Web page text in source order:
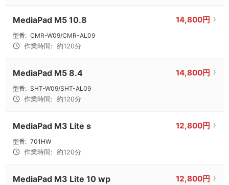
MediaPad M5 10.8 14,800円
型番: CMR-W09/CMR-AL09
作業時間: 約120分
MediaPad M5 8.4 14,800円
型番: SHT-W09/SHT-AL09
作業時間: 約120分
MediaPad M3 Lite s 12,800円
型番: 701HW
作業時間: 約120分
MediaPad M3 Lite 10 wp 12,800円